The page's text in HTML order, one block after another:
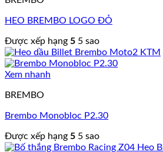
HEO BREMBO LOGO ĐỎ
Được xếp hạng 5 5 sao
Xem nhanh
BREMBO
Brembo Monobloc P2.30
Được xếp hạng 5 5 sao